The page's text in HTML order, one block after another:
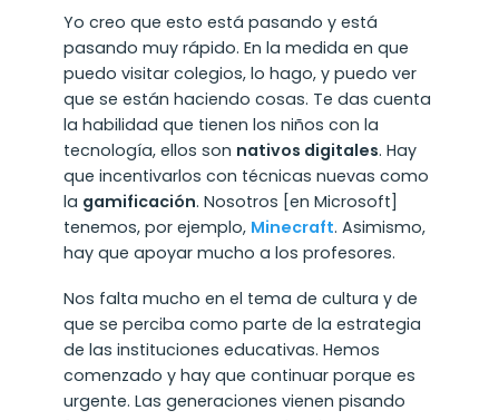
Yo creo que esto está pasando y está
pasando muy rápido. En la medida en que
puedo visitar colegios, lo hago, y puedo ver
que se están haciendo cosas. Te das cuenta
la habilidad que tienen los niños con la
tecnología, ellos son nativos digitales. Hay
que incentivarlos con técnicas nuevas como
la gamificación. Nosotros [en Microsoft]
tenemos, por ejemplo, Minecraft. Asimismo,
hay que apoyar mucho a los profesores.
Nos falta mucho en el tema de cultura y de
que se perciba como parte de la estrategia
de las instituciones educativas. Hemos
comenzado y hay que continuar porque es
urgente. Las generaciones vienen pisando